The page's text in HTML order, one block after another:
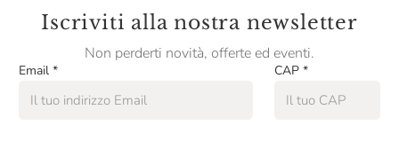
Ti aspettiamo!
Per informazioni scrivere a eatalypiacenza@eataly.it
La partecipazione ai nostri corsi è riservata ad un
pubblico maggiorenne.
Iscriviti alla nostra newsletter
Non perderti novità, offerte ed eventi.
Email * CAP *